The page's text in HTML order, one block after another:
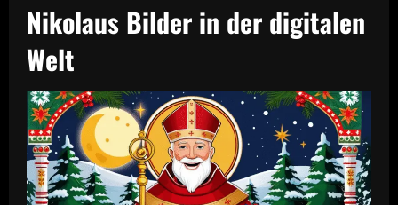
Nikolaus Bilder in der digitalen
Welt